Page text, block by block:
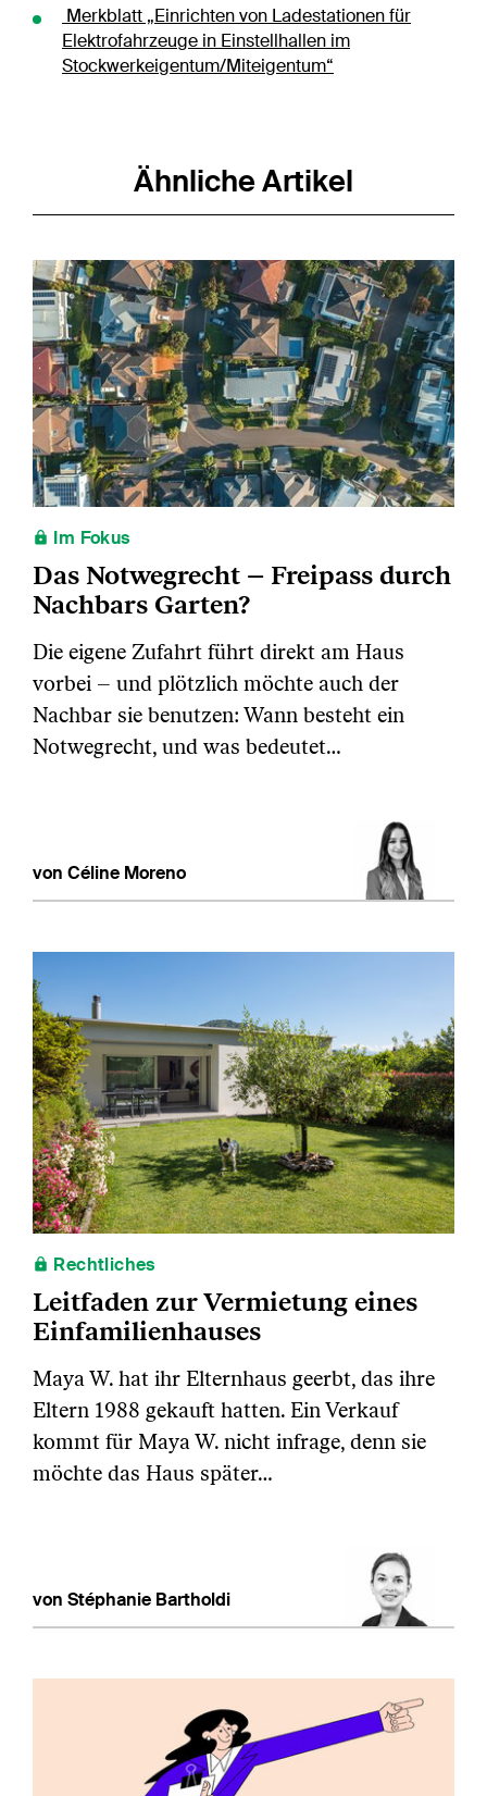
Merkblatt „Einrichten von Ladestationen für
Elektrofahrzeuge in Einstellhallen im
Stockwerkeigentum/Miteigentum“
Ähnliche Artikel
Im Fokus
Das Notwegrecht – Freipass durch
Nachbars Garten?
Die eigene Zufahrt führt direkt am Haus
vorbei – und plötzlich möchte auch der
Nachbar sie benutzen: Wann besteht ein
Notwegrecht, und was bedeutet…
von Céline Moreno
Rechtliches
Leitfaden zur Vermietung eines
Einfamilienhauses
Maya W. hat ihr Elternhaus geerbt, das ihre
Eltern 1988 gekauft hatten. Ein Verkauf
kommt für Maya W. nicht infrage, denn sie
möchte das Haus später…
von Stéphanie Bartholdi